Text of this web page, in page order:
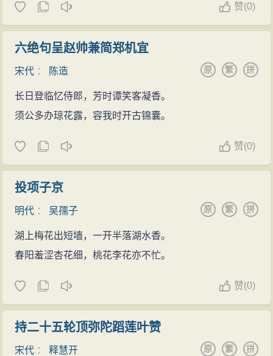
赞(0)
六绝句呈赵帅兼简郑机宜
宋代 ： 陈造 拼
繁
原
长日登临忆侍郎，芳时谭笑客凝香。
须公多办琼花露，容我时开古锦囊。
赞(0)
投项子京
明代 ：吴孺子 拼
繁
原
湖上梅花出短墙，一开半落湖水香。
春阳羞涩杏花细，桃花李花亦不忙。
赞(0)
持二十五轮顶弥陀蹈莲叶赞
宋代 ：释慧开 拼
繁
原